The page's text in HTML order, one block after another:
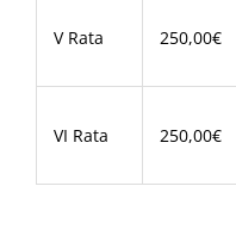
V Rata 250,00€
VI Rata 250,00€